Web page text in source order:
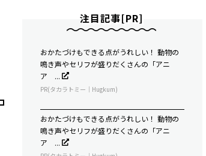
注目記事[PR]
おかたづけもできる点がうれしい！ 動物の
鳴き声やセリフが盛りだくさんの「アニ
ア ...
PR(タカラトミー｜Hugkum)
おかたづけもできる点がうれしい！ 動物の
鳴き声やセリフが盛りだくさんの「アニ
ア ...